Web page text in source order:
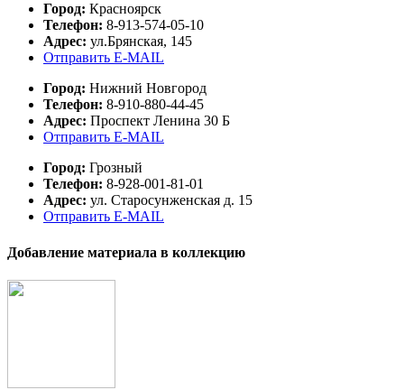
Город: Красноярск
Телефон: 8-913-574-05-10
Адрес: ул.Брянская, 145
Отправить E-MAIL
Город: Нижний Новгород
Телефон: 8-910-880-44-45
Адрес: Проспект Ленина 30 Б
Отправить E-MAIL
Город: Грозный
Телефон: 8-928-001-81-01
Адрес: ул. Старосунженская д. 15
Отправить E-MAIL
Добавление материала в коллекцию